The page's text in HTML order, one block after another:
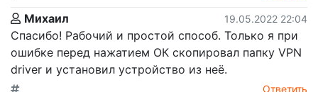
Михаил 19.05.2022 22:04
Спасибо! Рабочий и простой способ. Только я при
ошибке перед нажатием ОК скопировал папку VPN
driver и установил устройство из неё.
Ответить